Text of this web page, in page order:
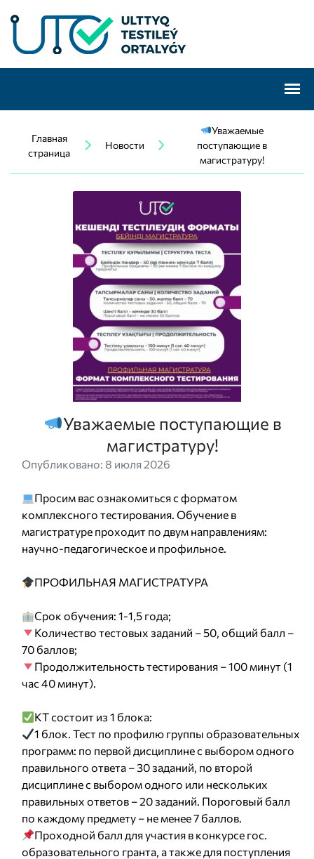
Главная
страница
Новости
Уважаемые
поступающие в
магистратуру!
Уважаемые поступающие в
магистратуру!
Опубликовано: 8 июля 2026
Просим вас ознакомиться с форматом
комплексного тестирования. Обучение в
магистратуре проходит по двум направлениям:
научно-педагогическое и профильное.
ПРОФИЛЬНАЯ МАГИСТРАТУРА
Срок обучения: 1-1,5 года;
Количество тестовых заданий – 50, общий балл –
70 баллов;
Продолжительность тестирования – 100 минут (1
час 40 минут).
КТ состоит из 1 блока:
1 блок. Тест по профилю группы образовательных
программ: по первой дисциплине с выбором одного
правильного ответа – 30 заданий, по второй
дисциплине с выбором одного или нескольких
правильных ответов – 20 заданий. Пороговый балл
по каждому предмету – не менее 7 баллов.
Проходной балл для участия в конкурсе гос.
образовательного гранта, а также для поступления